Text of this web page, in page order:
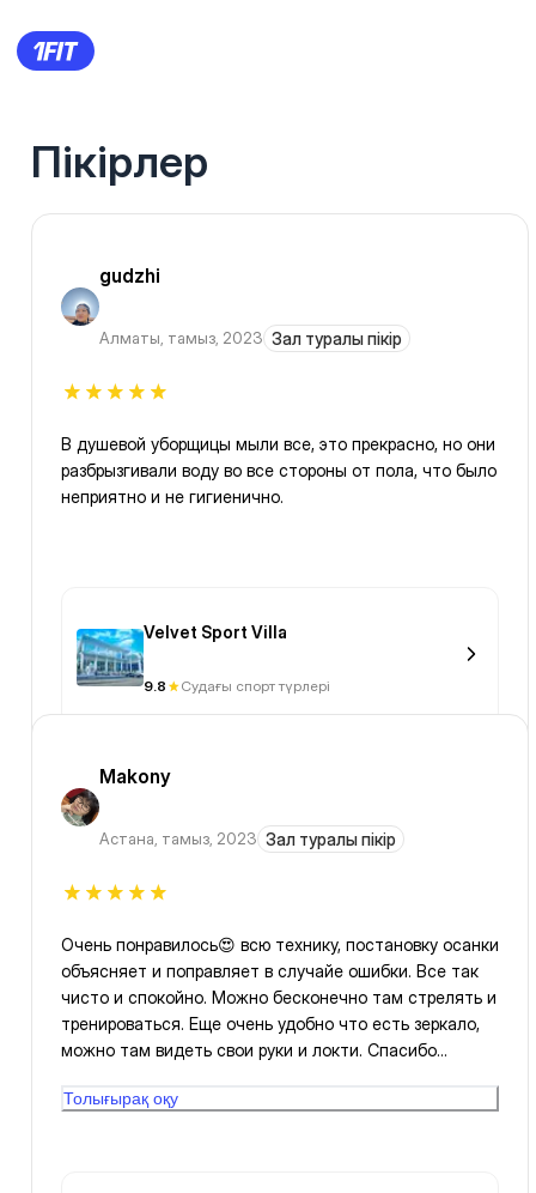
Пікірлер
gudzhi
Алматы, тамыз, 2023 Зал туралы пікір
В душевой уборщицы мыли все, это прекрасно, но они
разбрызгивали воду во все стороны от пола, что было
неприятно и не гигиенично.
Velvet Sport Villa
9.8 Судағы спорт түрлері
Makony
Астана, тамыз, 2023 Зал туралы пікір
Очень понравилось😍 всю технику, постановку осанки
объясняет и поправляет в случайе ошибки. Все так
чисто и спокойно. Можно бесконечно там стрелять и
тренироваться. Еще очень удобно что есть зеркало,
можно там видеть свои руки и локти. Спасибо
Толығырақ оқу